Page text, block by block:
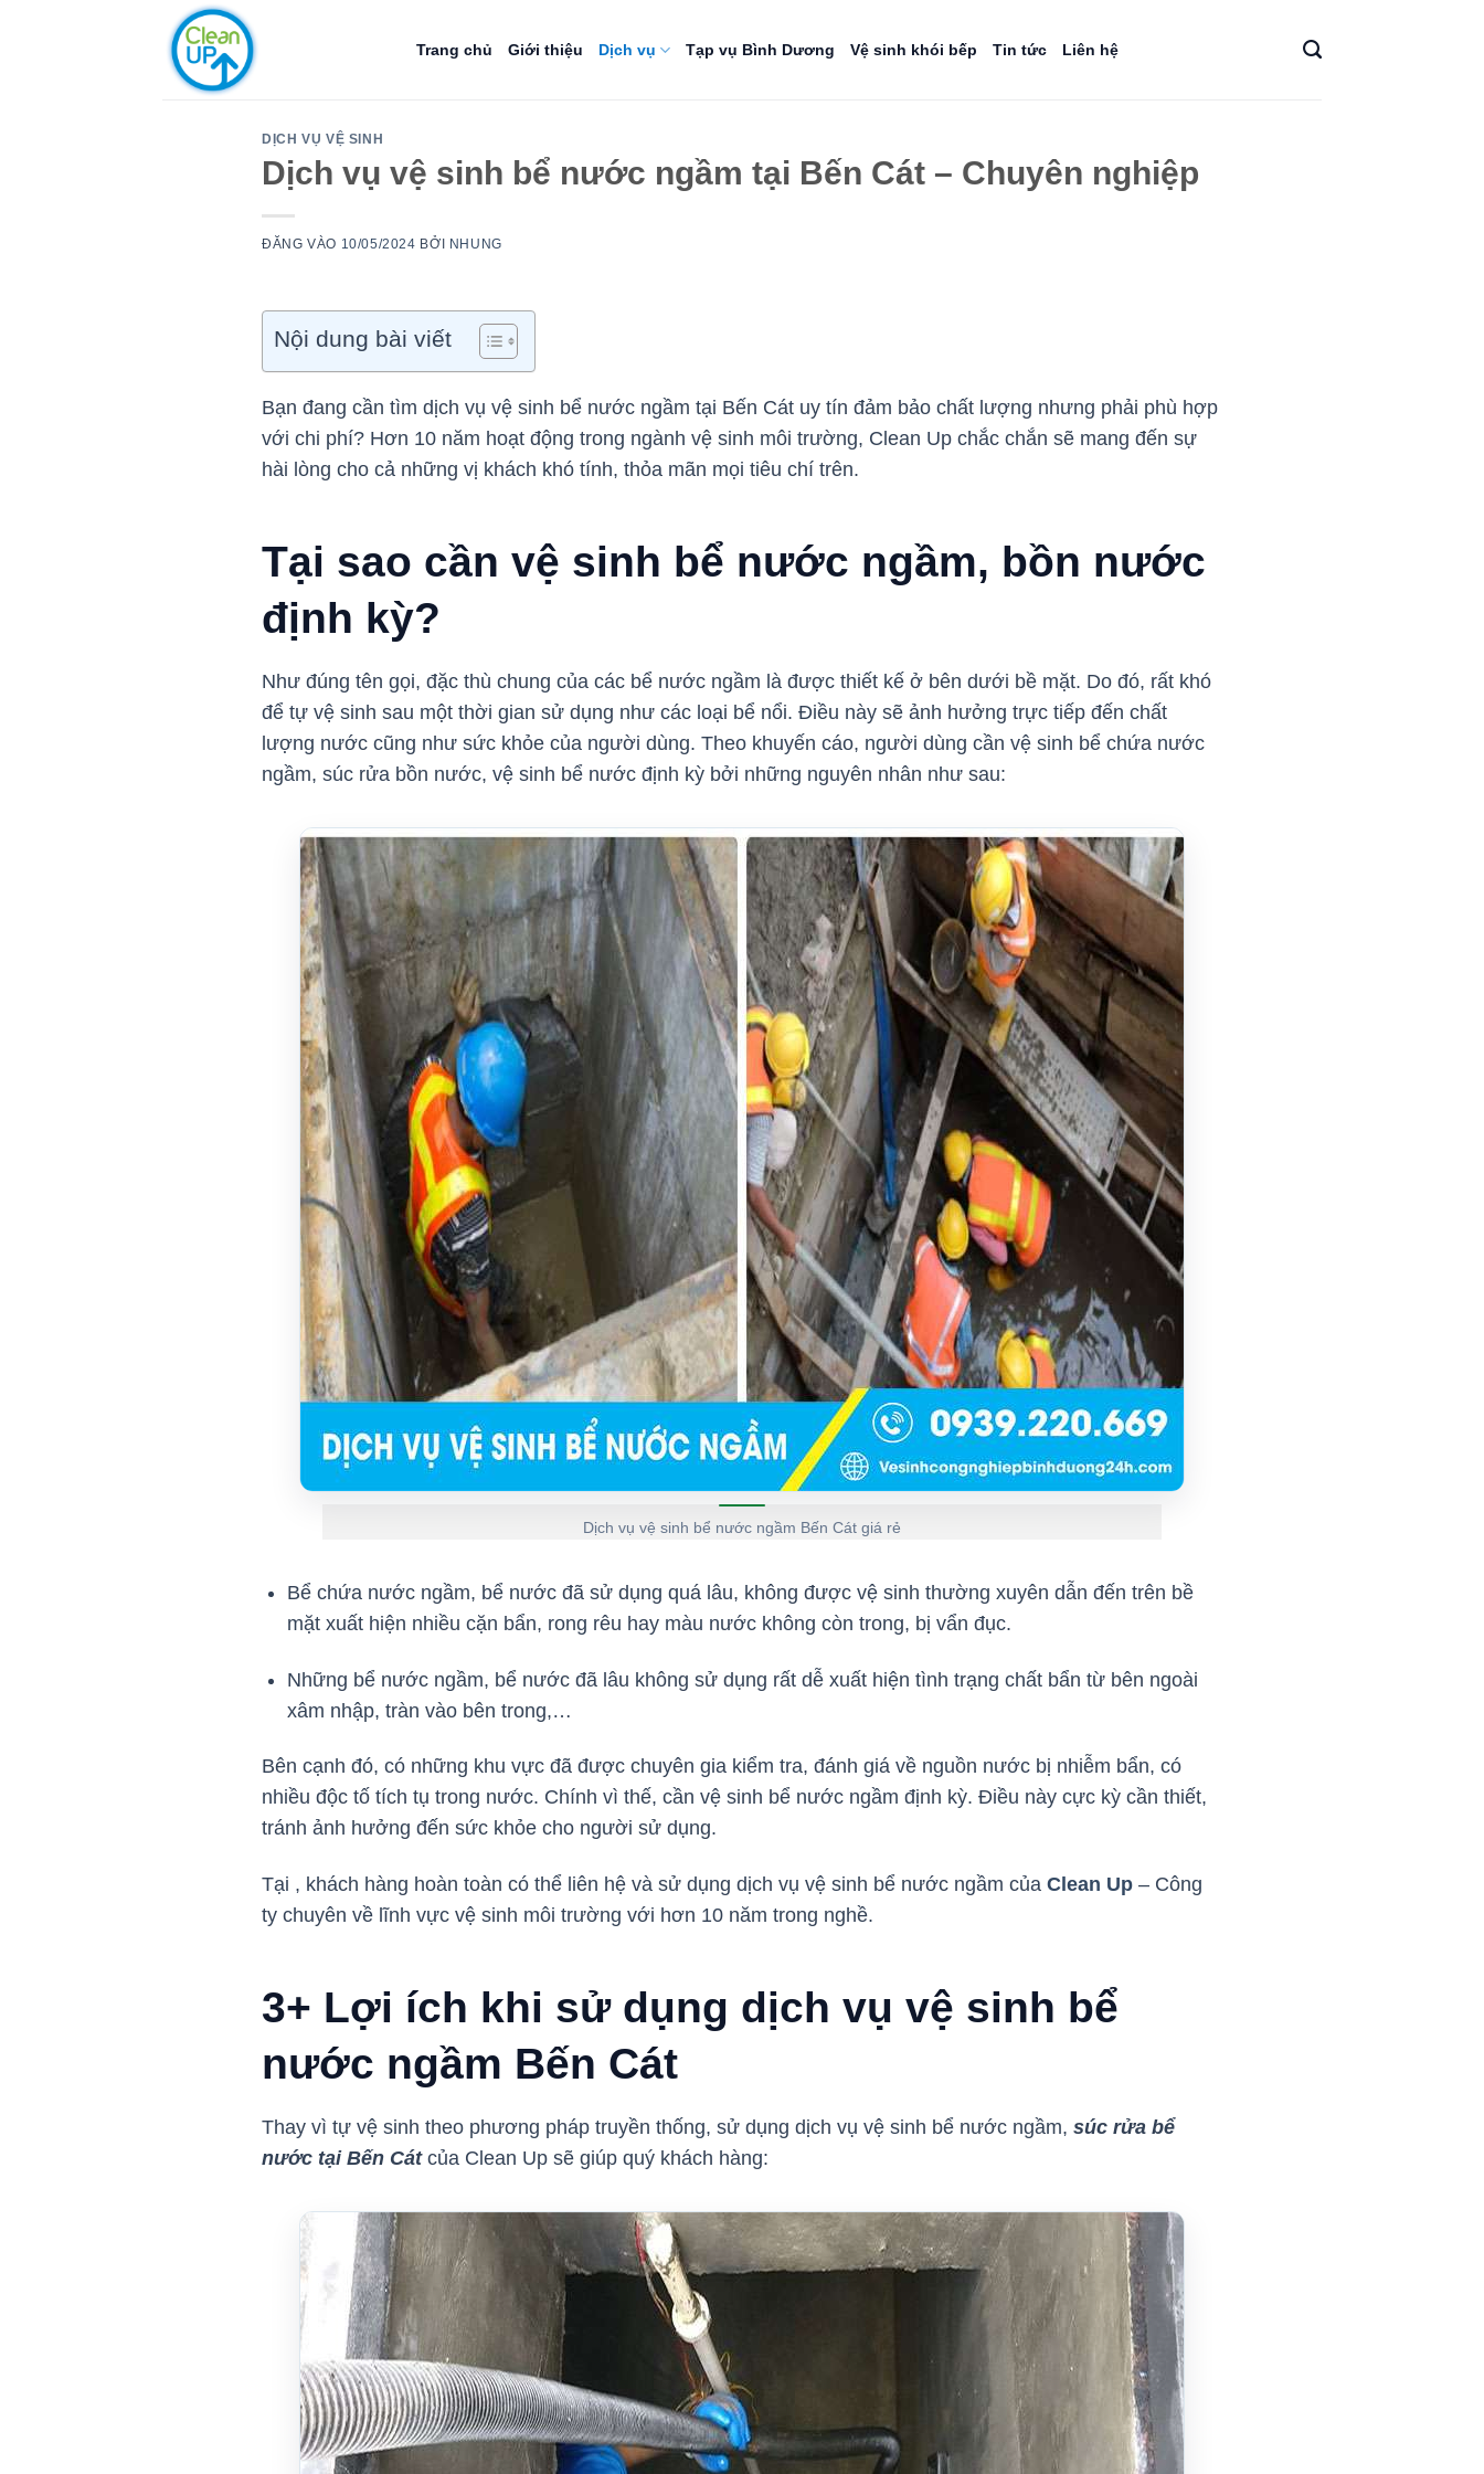
Trang chủ Giới thiệu Dịch vụ Tạp vụ Bình Dương Vệ sinh khói bếp Tin tức Liên hệ
DỊCH VỤ VỆ SINH
Dịch vụ vệ sinh bể nước ngầm tại Bến Cát – Chuyên nghiệp
ĐĂNG VÀO 10/05/2024 BỞI NHUNG
Nội dung bài viết
Bạn đang cần tìm dịch vụ vệ sinh bể nước ngầm tại Bến Cát uy tín đảm bảo chất lượng nhưng phải phù hợp
với chi phí? Hơn 10 năm hoạt động trong ngành vệ sinh môi trường, Clean Up chắc chắn sẽ mang đến sự
hài lòng cho cả những vị khách khó tính, thỏa mãn mọi tiêu chí trên.
Tại sao cần vệ sinh bể nước ngầm, bồn nước
định kỳ?
Như đúng tên gọi, đặc thù chung của các bể nước ngầm là được thiết kế ở bên dưới bề mặt. Do đó, rất khó
để tự vệ sinh sau một thời gian sử dụng như các loại bể nổi. Điều này sẽ ảnh hưởng trực tiếp đến chất
lượng nước cũng như sức khỏe của người dùng. Theo khuyến cáo, người dùng cần vệ sinh bể chứa nước
ngầm, súc rửa bồn nước, vệ sinh bể nước định kỳ bởi những nguyên nhân như sau:
Dịch vụ vệ sinh bể nước ngầm Bến Cát giá rẻ
Bể chứa nước ngầm, bể nước đã sử dụng quá lâu, không được vệ sinh thường xuyên dẫn đến trên bề
mặt xuất hiện nhiều cặn bẩn, rong rêu hay màu nước không còn trong, bị vẩn đục.
Những bể nước ngầm, bể nước đã lâu không sử dụng rất dễ xuất hiện tình trạng chất bẩn từ bên ngoài
xâm nhập, tràn vào bên trong,…
Bên cạnh đó, có những khu vực đã được chuyên gia kiểm tra, đánh giá về nguồn nước bị nhiễm bẩn, có
nhiều độc tố tích tụ trong nước. Chính vì thế, cần vệ sinh bể nước ngầm định kỳ. Điều này cực kỳ cần thiết,
tránh ảnh hưởng đến sức khỏe cho người sử dụng.
Tại , khách hàng hoàn toàn có thể liên hệ và sử dụng dịch vụ vệ sinh bể nước ngầm của Clean Up – Công
ty chuyên về lĩnh vực vệ sinh môi trường với hơn 10 năm trong nghề.
3+ Lợi ích khi sử dụng dịch vụ vệ sinh bể
nước ngầm Bến Cát
Thay vì tự vệ sinh theo phương pháp truyền thống, sử dụng dịch vụ vệ sinh bể nước ngầm, súc rửa bể
nước tại Bến Cátcủa Clean Up sẽ giúp quý khách hàng: